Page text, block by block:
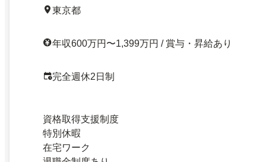
東京都
年収600万円〜1,399万円 / 賞与・昇給あり
完全週休2日制
資格取得支援制度
特別休暇
在宅ワーク